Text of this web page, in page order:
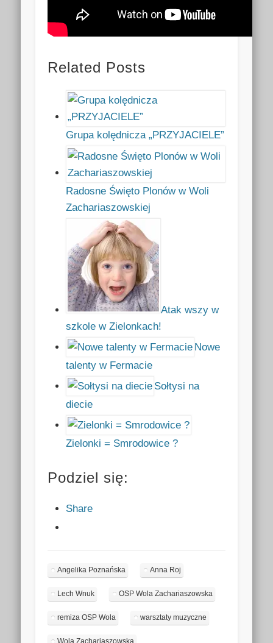
Related Posts
Grupa kolędnicza „PRZYJACIELE”
Radosne Święto Plonów w Woli
Zachariaszowskiej
Atak wszy w
szkole w Zielonkach!
Nowe
talenty w Fermacie
Sołtysi na
diecie
Zielonki = Smrodowice ?
Podziel się:
Share
Angelika Poznańska Anna Roj
Lech Wnuk OSP Wola Zachariaszowska
remiza OSP Wola warsztaty muzyczne